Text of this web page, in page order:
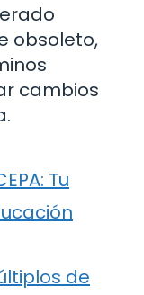
obsoleto,
cambios
Tu
de